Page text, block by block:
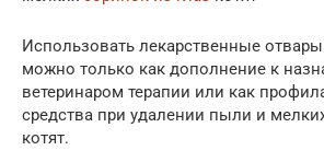
Использовать лекарственные
можно только как дополнение к
ветеринаром терапии или как
средства при удалении пыли и
котят.